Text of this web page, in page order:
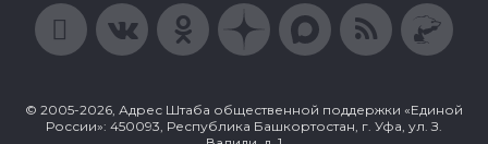
© 2005-2026, Адрес Штаба общественной поддержки «Единой
России»: 450093, Республика Башкортостан, г. Уфа, ул. З.